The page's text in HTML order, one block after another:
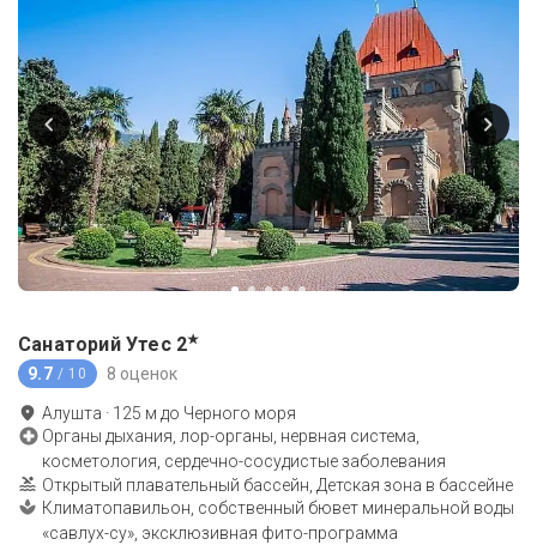
Санаторий Утес 2★
9.7 / 10 8 оценок
Алушта · 125 м до Черного моря
Органы дыхания, лор-органы, нервная система,
косметология, сердечно-сосудистые заболевания
Открытый плавательный бассейн, Детская зона в бассейне
Климатопавильон, собственный бювет минеральной воды
«савлух-су», эксклюзивная фито-программа